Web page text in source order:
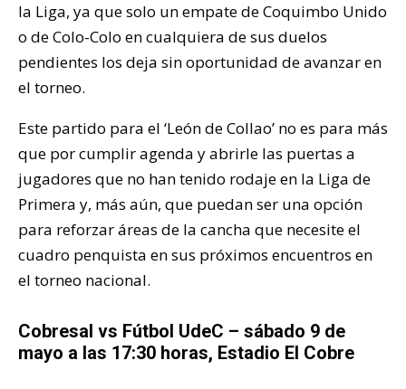
la Liga, ya que solo un empate de Coquimbo Unido
o de Colo-Colo en cualquiera de sus duelos
pendientes los deja sin oportunidad de avanzar en
el torneo.
Este partido para el ‘León de Collao’ no es para más
que por cumplir agenda y abrirle las puertas a
jugadores que no han tenido rodaje en la Liga de
Primera y, más aún, que puedan ser una opción
para reforzar áreas de la cancha que necesite el
cuadro penquista en sus próximos encuentros en
el torneo nacional.
Cobresal vs Fútbol UdeC – sábado 9 de
mayo a las 17:30 horas, Estadio El Cobre